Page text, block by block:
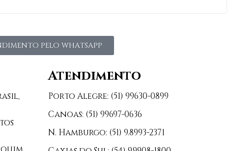
PELO WHATSAPP
Atendimento
Porto Alegre: (51) 99630-0899
Canoas: (51) 99697-0636
N. Hamburgo: (51) 9.8993-2371